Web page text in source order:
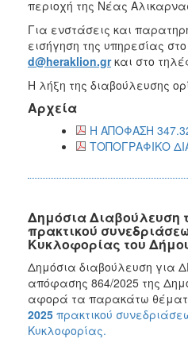
περιοχή της Νέας
Για ενστάσεις και
εισήγηση της υπηρεσίας
d@heraklion.gr και στο
Η λήξη της διαβούλευσης
Αρχεία
Η ΑΠΟΦΑΣΗ
ΤΟΠΟΓΡΑΦΙΚΟ
Δημόσια Διαβούλευση
πρακτικού
Κυκλοφορίας του
Δημόσια διαβούλευση για
απόφασης 864/2025 της
αφορά τα παρακάτω
2025 πρακτικού
Κυκλοφορίας.